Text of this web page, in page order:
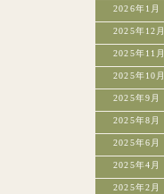
2026年1月
2025年12月
2025年11月
2025年10月
2025年9月
2025年8月
2025年6月
2025年4月
2025年2月